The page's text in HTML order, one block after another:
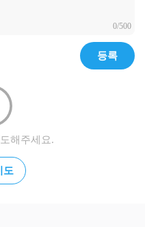
0/500
등록
해주세요.
도